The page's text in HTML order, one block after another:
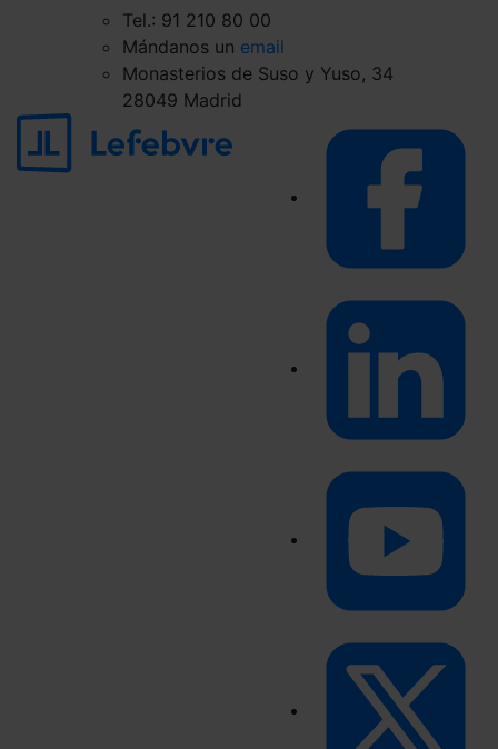
Tel.: 91 210 80 00
Mándanos un email
Monasterios de Suso y Yuso, 34
28049 Madrid